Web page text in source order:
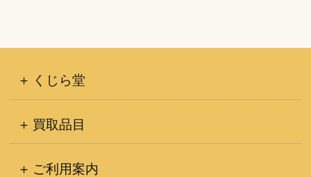
くじら堂
買取品目
ご利用案内